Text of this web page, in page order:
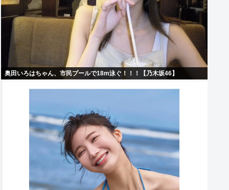
奥田いろはちゃん、市民プールで18m泳ぐ！！！【乃木坂46】